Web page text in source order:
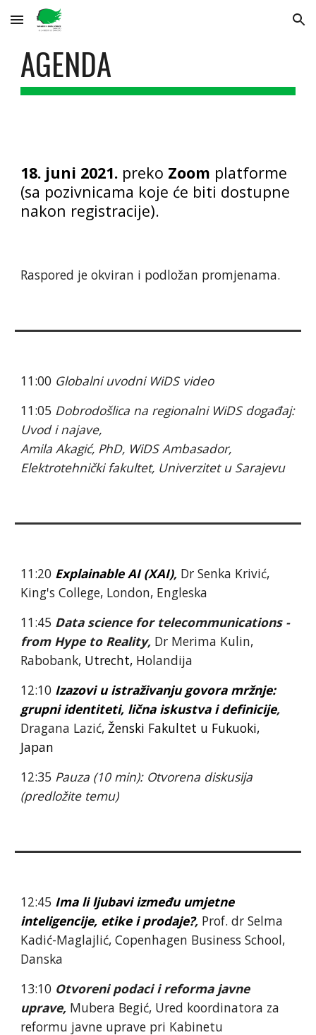
Skip to main content Skip to navigation
AGENDA
18. juni 2021. preko Zoom platforme
(sa pozivnicama koje će biti dostupne
nakon registracije).
Raspored je okviran i podložan promjenama.
11:00 Globalni uvodni WiDS video
11:05 Dobrodošlica na regionalni WiDS događaj:
Uvod i najave,
Amila Akagić, PhD, WiDS Ambasador,
Elektrotehnički fakultet, Univerzitet u Sarajevu
11:20 Explainable AI (XAI), Dr Senka Krivić,
King's College, London, Engleska
11:45 Data science for telecommunications -
from Hype to Reality, Dr Merima Kulin,
Rabobank, Utrecht, Holandija
12:10 Izazovi u istraživanju govora mržnje:
grupni identiteti, lična iskustva i definicije
Dragana Lazić, Ženski Fakultet u Fukuoki
Japan
12:35 Pauza (10 min): Otvorena diskusija
(predložite temu)
12:45 Ima li ljubavi između umjetne
inteligencije, etike i prodaje?, Prof. dr Selma
Kadić-Maglajlić, Copenhagen Business School,
Danska
13:10 Otvoreni podaci i reforma javne
uprave, Mubera Begić, Ured koordinatora za